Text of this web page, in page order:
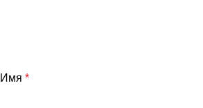
Имя *